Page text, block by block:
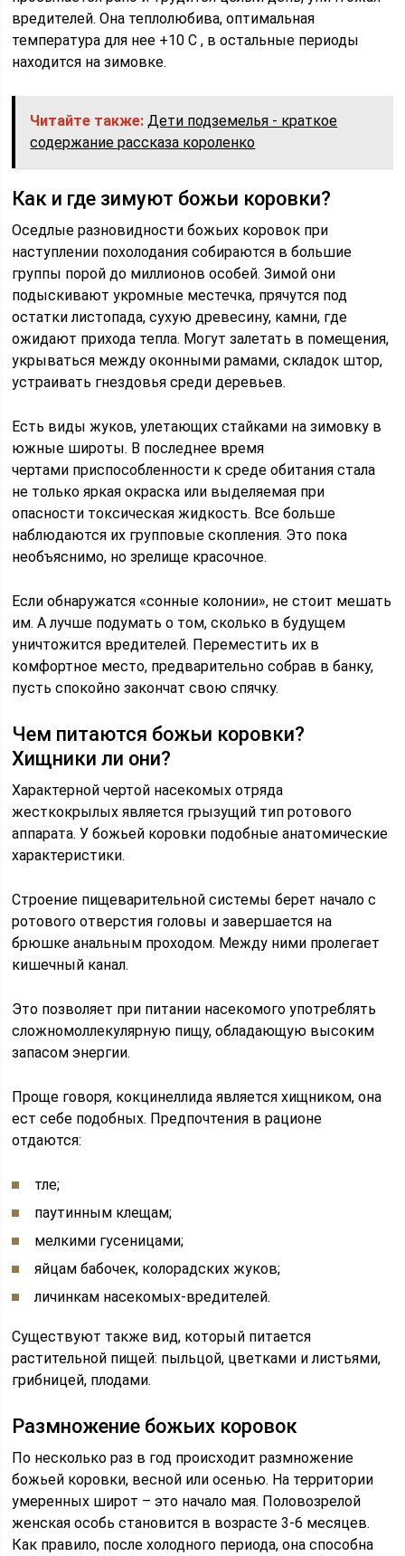
вредителей. Она теплолюбива, оптимальная
температура для нее +10 С , в остальные периоды
находится на зимовке.
Читайте также: Дети подземелья - краткое
содержание рассказа короленко
Как и где зимуют божьи коровки?
Оседлые разновидности божьих коровок при
наступлении похолодания собираются в большие
группы порой до миллионов особей. Зимой они
подыскивают укромные местечка, прячутся под
остатки листопада, сухую древесину, камни, где
ожидают прихода тепла. Могут залетать в помещения,
укрываться между оконными рамами, складок штор,
устраивать гнездовья среди деревьев.
Есть виды жуков, улетающих стайками на зимовку в
южные широты. В последнее время
чертами приспособленности к среде обитания стала
не только яркая окраска или выделяемая при
опасности токсическая жидкость. Все больше
наблюдаются их групповые скопления. Это пока
необъяснимо, но зрелище красочное.
Если обнаружатся «сонные колонии», не стоит мешать
им. А лучше подумать о том, сколько в будущем
уничтожится вредителей. Переместить их в
комфортное место, предварительно собрав в банку,
пусть спокойно закончат свою спячку.
Чем питаются божьи коровки?
Хищники ли они?
Характерной чертой насекомых отряда
жесткокрылых является грызущий тип ротового
аппарата. У божьей коровки подобные анатомические
характеристики.
Строение пищеварительной системы берет начало с
ротового отверстия головы и завершается на
брюшке анальным проходом. Между ними пролегает
кишечный канал.
Это позволяет при питании насекомого употреблять
сложномоллекулярную пищу, обладающую высоким
запасом энергии.
Проще говоря, кокцинеллида является хищником, она
ест себе подобных. Предпочтения в рационе
отдаются:
тле;
паутинным клещам;
мелкими гусеницами;
яйцам бабочек, колорадских жуков;
личинкам насекомых-вредителей.
Существуют также вид, который питается
растительной пищей: пыльцой, цветками и листьями,
грибницей, плодами.
Размножение божьих коровок
По несколько раз в год происходит размножение
божьей коровки, весной или осенью. На территории
умеренных широт – это начало мая. Половозрелой
женская особь становится в возрасте 3-6 месяцев.
Как правило, после холодного периода, она способна